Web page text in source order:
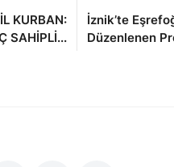
KURBAN:
SAHİPLİ...
İznik’te
Düzenlenen